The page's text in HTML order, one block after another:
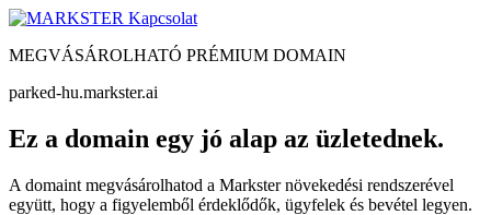
Kapcsolat
MEGVÁSÁROLHATÓ PRÉMIUM DOMAIN
parked-hu.markster.ai
Ez a domain egy jó alap az üzletednek.
A domaint megvásárolhatod a Markster növekedési rendszerével
együtt, hogy a figyelemből érdeklődők, ügyfelek és bevétel legyen.